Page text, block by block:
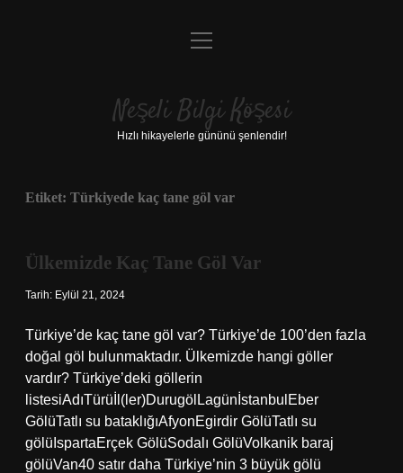
Anasayfa
Yasal Uyarı
menüyü
Neşeli Bilgi Köşesi
Hızlı hikayelerle gününü şenlendir!
Etiket: Türkiyede kaç tane göl var
Ülkemizde Kaç Tane Göl Var
Tarih: Eylül 21, 2024
Türkiye’de kaç tane göl var? Türkiye’de 100’den fazla
doğal göl bulunmaktadır. Ülkemizde hangi göller
vardır? Türkiye’deki göllerin
listesiAdıTürüİl(ler)DurugölLagünİstanbulEber
GölüTatlı su bataklığıAfyonEgirdir GölüTatlı su
gölüIspartaErçek GölüSodalı GölüVolkanik baraj
gölüVan40 satır daha Türkiye’nin 3 büyük gölü